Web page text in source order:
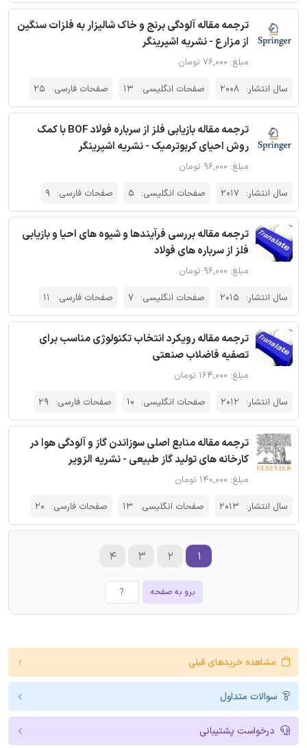
ترجمه مقاله آلودگی برنج و خاک شالیزار به فلزات سنگین
از مزارع - نشریه اشپرینگر
مبلغ: ۷۶,۰۰۰ تومان
سال انتشار: 2008 صفحات انگلیسی: 13 صفحات فارسی: 25
ترجمه مقاله بازیابی فلز از سرباره فولاد BOF با کمک
روش احیای کربوترمیک - نشریه اشپرینگر
مبلغ: ۹۶,۰۰۰ تومان
سال انتشار: 2017 صفحات انگلیسی: 5 صفحات فارسی: 9
ترجمه مقاله بررسی فرآیندها و شیوه های احیا و بازیابی
فلز از سرباره های فولاد
مبلغ: ۹۶,۰۰۰ تومان
سال انتشار: 2015 صفحات انگلیسی: 7 صفحات فارسی: 11
ترجمه مقاله رویکرد انتخاب تکنولوژی مناسب برای
تصفیه فاضلاب صنعتی
مبلغ: ۱۶۴,۰۰۰ تومان
سال انتشار: 2012 صفحات انگلیسی: 10 صفحات فارسی: 29
ترجمه مقاله منابع اصلی سوزاندن گاز و آلودگی هوا در
کارخانه های تولید گاز طبیعی - نشریه الزویر
مبلغ: ۱۴۰,۰۰۰ تومان
سال انتشار: 2013 صفحات انگلیسی: 13 صفحات فارسی: 20
برو به صفحه
۱ ۲ ۳ ۴
مشاهده خریدهای قبلی
سوالات متداول
درخواست پشتیبانی